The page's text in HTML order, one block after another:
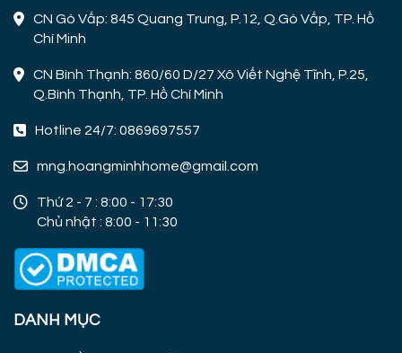
CN Gò Vấp: 845 Quang Trung, P.12, Q.Gò Vấp, TP. Hồ
Chí Minh
CN Bình Thạnh: 860/60 D/27 Xô Viết Nghệ Tĩnh, P.25,
Q.Bình Thạnh, TP. Hồ Chí Minh
Hotline 24/7: 0869697557
mng.hoangminhhome@gmail.com
Thứ 2 - 7 : 8:00 - 17:30
Chủ nhật : 8:00 - 11:30
DANH MỤC